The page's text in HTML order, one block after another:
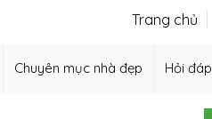
Trang chủ
Chuyên mục nhà đẹp Hỏi đáp